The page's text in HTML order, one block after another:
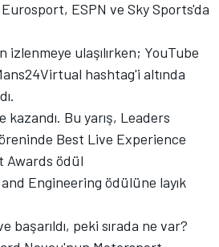
ESPN ve Sky Sports'da
izlenmeye ulaşılırken; YouTube
hashtag'i altında
Bu yarış, Leaders
Best Live Experience
Awards ödül
Engineering ödülüne layık
başarıldı, peki sırada ne var?